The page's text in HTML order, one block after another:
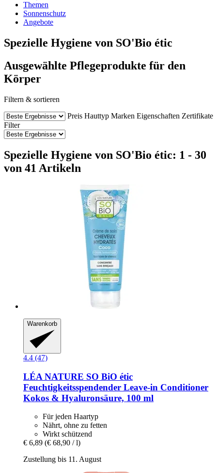
Themen
Sonnenschutz
Angebote
Spezielle Hygiene von SO'Bio étic
Ausgewählte Pflegeprodukte für den
Körper
Filtern & sortieren
Preis Hauttyp Marken Eigenschaften Zertifikate
Filter
Spezielle Hygiene von SO'Bio étic: 1 - 30
von 41 Artikeln
Warenkorb
4.4 (47)
LÉA NATURE SO BiO étic
Feuchtigkeitsspendender Leave-​in Conditioner
Kokos & Hyaluronsäure, 100 ml
Für jeden Haartyp
Nährt, ohne zu fetten
Wirkt schützend
€ 6,89 (€ 68,90 / l)
Zustellung bis 11. August